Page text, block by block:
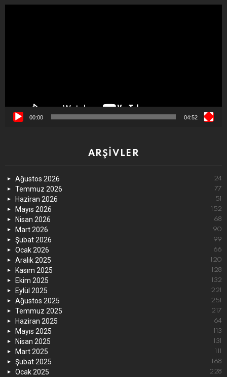
00:00 04:52
ARŞIVLER
Ağustos 2026 24
Temmuz 2026 77
Haziran 2026 51
Mayıs 2026 152
Nisan 2026 68
Mart 2026 90
Şubat 2026 99
Ocak 2026 66
Aralık 2025 120
Kasım 2025 128
Ekim 2025 132
Eylül 2025 221
Ağustos 2025 251
Temmuz 2025 217
Haziran 2025 64
Mayıs 2025 113
Nisan 2025 131
Mart 2025 111
Şubat 2025 168
Ocak 2025 228